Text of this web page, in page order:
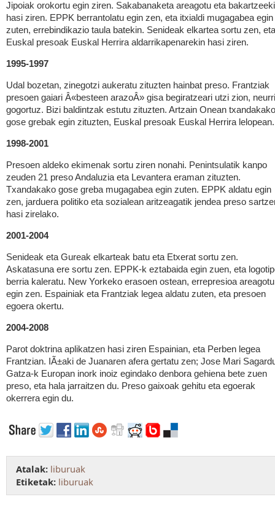
Jipoiak orokortu egin ziren. Sakabanaketa areagotu eta
hasi ziren. EPPK berrantolatu egin zen, eta itxialdi mugagabea egin
zuten, errebindikazio taula batekin. Senideak elkartea sortu zen, eta
Euskal presoak Euskal Herrira aldarrikapenarekin hasi ziren.
1995-1997
Udal bozetan, zinegotzi aukeratu zituzten hainbat preso. Frantziak
presoen gaiari Â«besteen arazoÂ» gisa begiratzeari utzi zion,
gogortuz. Bizi baldintzak estutu zituzten. Artzain Onean txandakako
gose grebak egin zituzten, Euskal presoak Euskal Herrira lelopean.
1998-2001
Presoen aldeko ekimenak sortu ziren nonahi. Penintsulatik kanpo
zeuden 21 preso Andaluzia eta Levantera eraman zituzten.
Txandakako gose greba mugagabea egin zuten. EPPK aldatu egin
zen, jarduera politiko eta sozialean aritzeagatik jendea preso
hasi zirelako.
2001-2004
Senideak eta Gureak elkarteak batu eta Etxerat sortu zen.
Askatasuna ere sortu zen. EPPK-k eztabaida egin zuen, eta
berria kaleratu. New Yorkeko erasoen ostean, errepresioa areagotu
egin zen. Espainiak eta Frantziak legea aldatu zuten, eta presoen
egoera okertu.
2004-2008
Parot doktrina aplikatzen hasi ziren Espainian, eta Perben legea
Frantzian. IÃ±aki de Juanaren afera gertatu zen; Jose Mari
Gatza-k Europan inork inoiz egindako denbora gehiena bete zuen
preso, eta hala jarraitzen du. Preso gaixoak gehitu eta egoerak
okerrera egin du.
Atalak: liburuak
Etiketak: liburuak